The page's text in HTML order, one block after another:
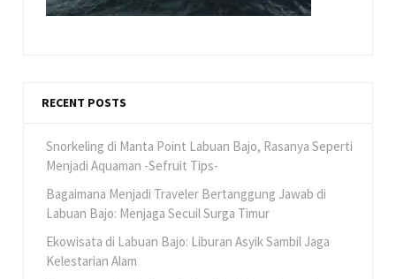
RECENT POSTS
Snorkeling di Manta Point Labuan Bajo, Rasanya Seperti
Menjadi Aquaman -Sefruit Tips-
Bagaimana Menjadi Traveler Bertanggung Jawab di
Labuan Bajo: Menjaga Secuil Surga Timur
Ekowisata di Labuan Bajo: Liburan Asyik Sambil Jaga
Kelestarian Alam